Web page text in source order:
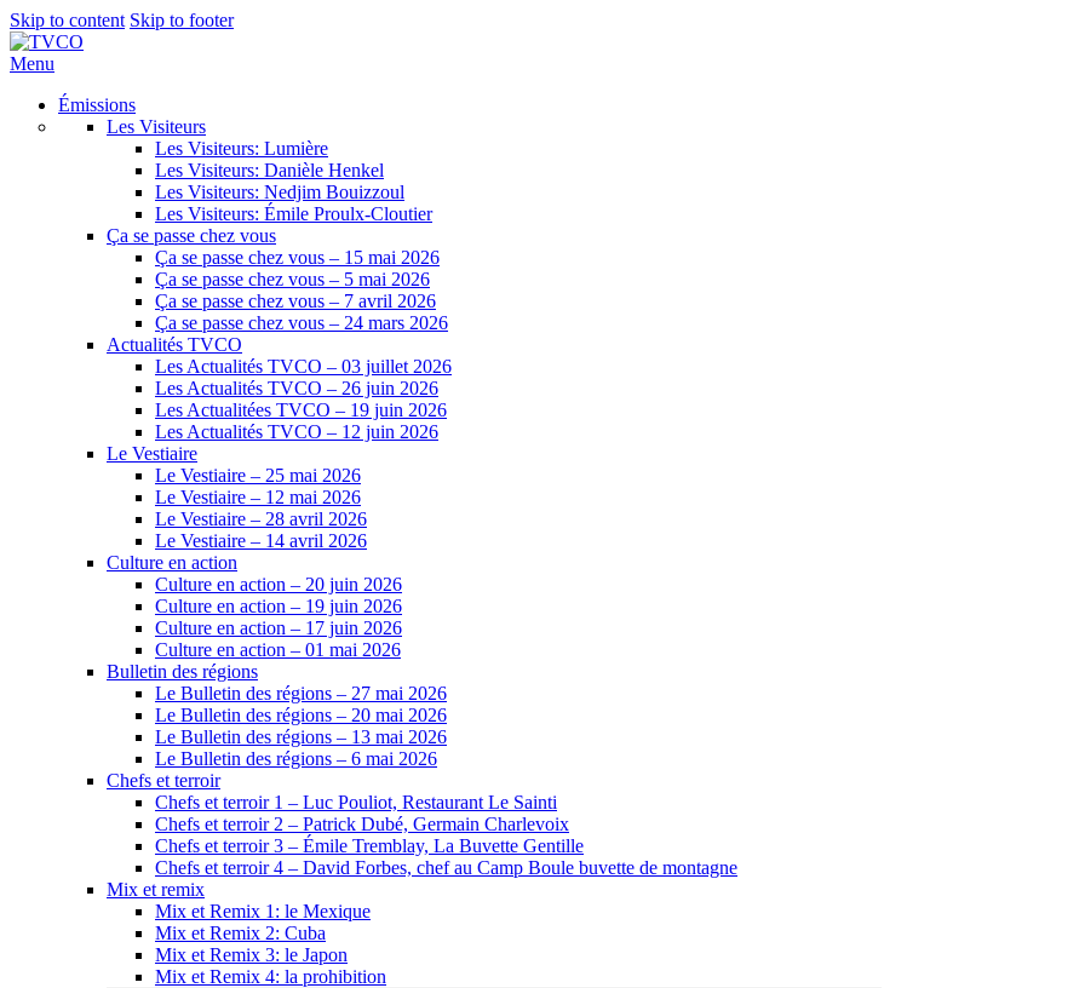
Skip to content Skip to footer
Menu
Émissions
Les Visiteurs
Les Visiteurs: Lumière
Les Visiteurs: Danièle Henkel
Les Visiteurs: Nedjim Bouizzoul
Les Visiteurs: Émile Proulx-Cloutier
Ça se passe chez vous
Ça se passe chez vous – 15 mai 2026
Ça se passe chez vous – 5 mai 2026
Ça se passe chez vous – 7 avril 2026
Ça se passe chez vous – 24 mars 2026
Actualités TVCO
Les Actualités TVCO – 03 juillet 2026
Les Actualités TVCO – 26 juin 2026
Les Actualitées TVCO – 19 juin 2026
Les Actualités TVCO – 12 juin 2026
Le Vestiaire
Le Vestiaire – 25 mai 2026
Le Vestiaire – 12 mai 2026
Le Vestiaire – 28 avril 2026
Le Vestiaire – 14 avril 2026
Culture en action
Culture en action – 20 juin 2026
Culture en action – 19 juin 2026
Culture en action – 17 juin 2026
Culture en action – 01 mai 2026
Bulletin des régions
Le Bulletin des régions – 27 mai 2026
Le Bulletin des régions – 20 mai 2026
Le Bulletin des régions – 13 mai 2026
Le Bulletin des régions – 6 mai 2026
Chefs et terroir
Chefs et terroir 1 – Luc Pouliot, Restaurant Le Sainti
Chefs et terroir 2 – Patrick Dubé, Germain Charlevoix
Chefs et terroir 3 – Émile Tremblay, La Buvette Gentille
Chefs et terroir 4 – David Forbes, chef au Camp Boule buvette de montagne
Mix et remix
Mix et Remix 1: le Mexique
Mix et Remix 2: Cuba
Mix et Remix 3: le Japon
Mix et Remix 4: la prohibition